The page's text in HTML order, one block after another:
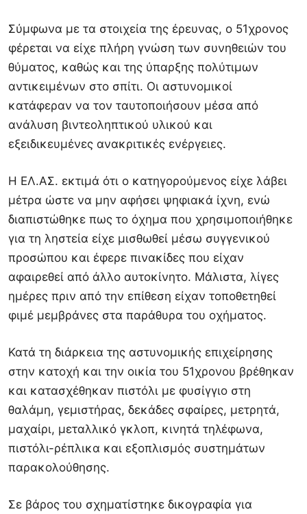
Σύμφωνα με τα στοιχεία της έρευνας, ο 51χρονος
φέρεται να είχε πλήρη γνώση των συνηθειών του
θύματος, καθώς και της ύπαρξης πολύτιμων
αντικειμένων στο σπίτι. Οι αστυνομικοί
κατάφεραν να τον ταυτοποιήσουν μέσα από
ανάλυση βιντεοληπτικού υλικού και
εξειδικευμένες ανακριτικές ενέργειες.
Η ΕΛ.ΑΣ. εκτιμά ότι ο κατηγορούμενος είχε λάβει
μέτρα ώστε να μην αφήσει ψηφιακά ίχνη, ενώ
διαπιστώθηκε πως το όχημα που χρησιμοποιήθηκε
για τη ληστεία είχε μισθωθεί μέσω συγγενικού
προσώπου και έφερε πινακίδες που είχαν
αφαιρεθεί από άλλο αυτοκίνητο. Μάλιστα, λίγες
ημέρες πριν από την επίθεση είχαν τοποθετηθεί
φιμέ μεμβράνες στα παράθυρα του οχήματος.
Κατά τη διάρκεια της αστυνομικής επιχείρησης
στην κατοχή και την οικία του 51χρονου βρέθηκαν
και κατασχέθηκαν πιστόλι με φυσίγγιο στη
θαλάμη, γεμιστήρας, δεκάδες σφαίρες, μετρητά,
μαχαίρι, μεταλλικό γκλοπ, κινητά τηλέφωνα,
πιστόλι-ρέπλικα και εξοπλισμός συστημάτων
παρακολούθησης.
Σε βάρος του σχηματίστηκε δικογραφία για